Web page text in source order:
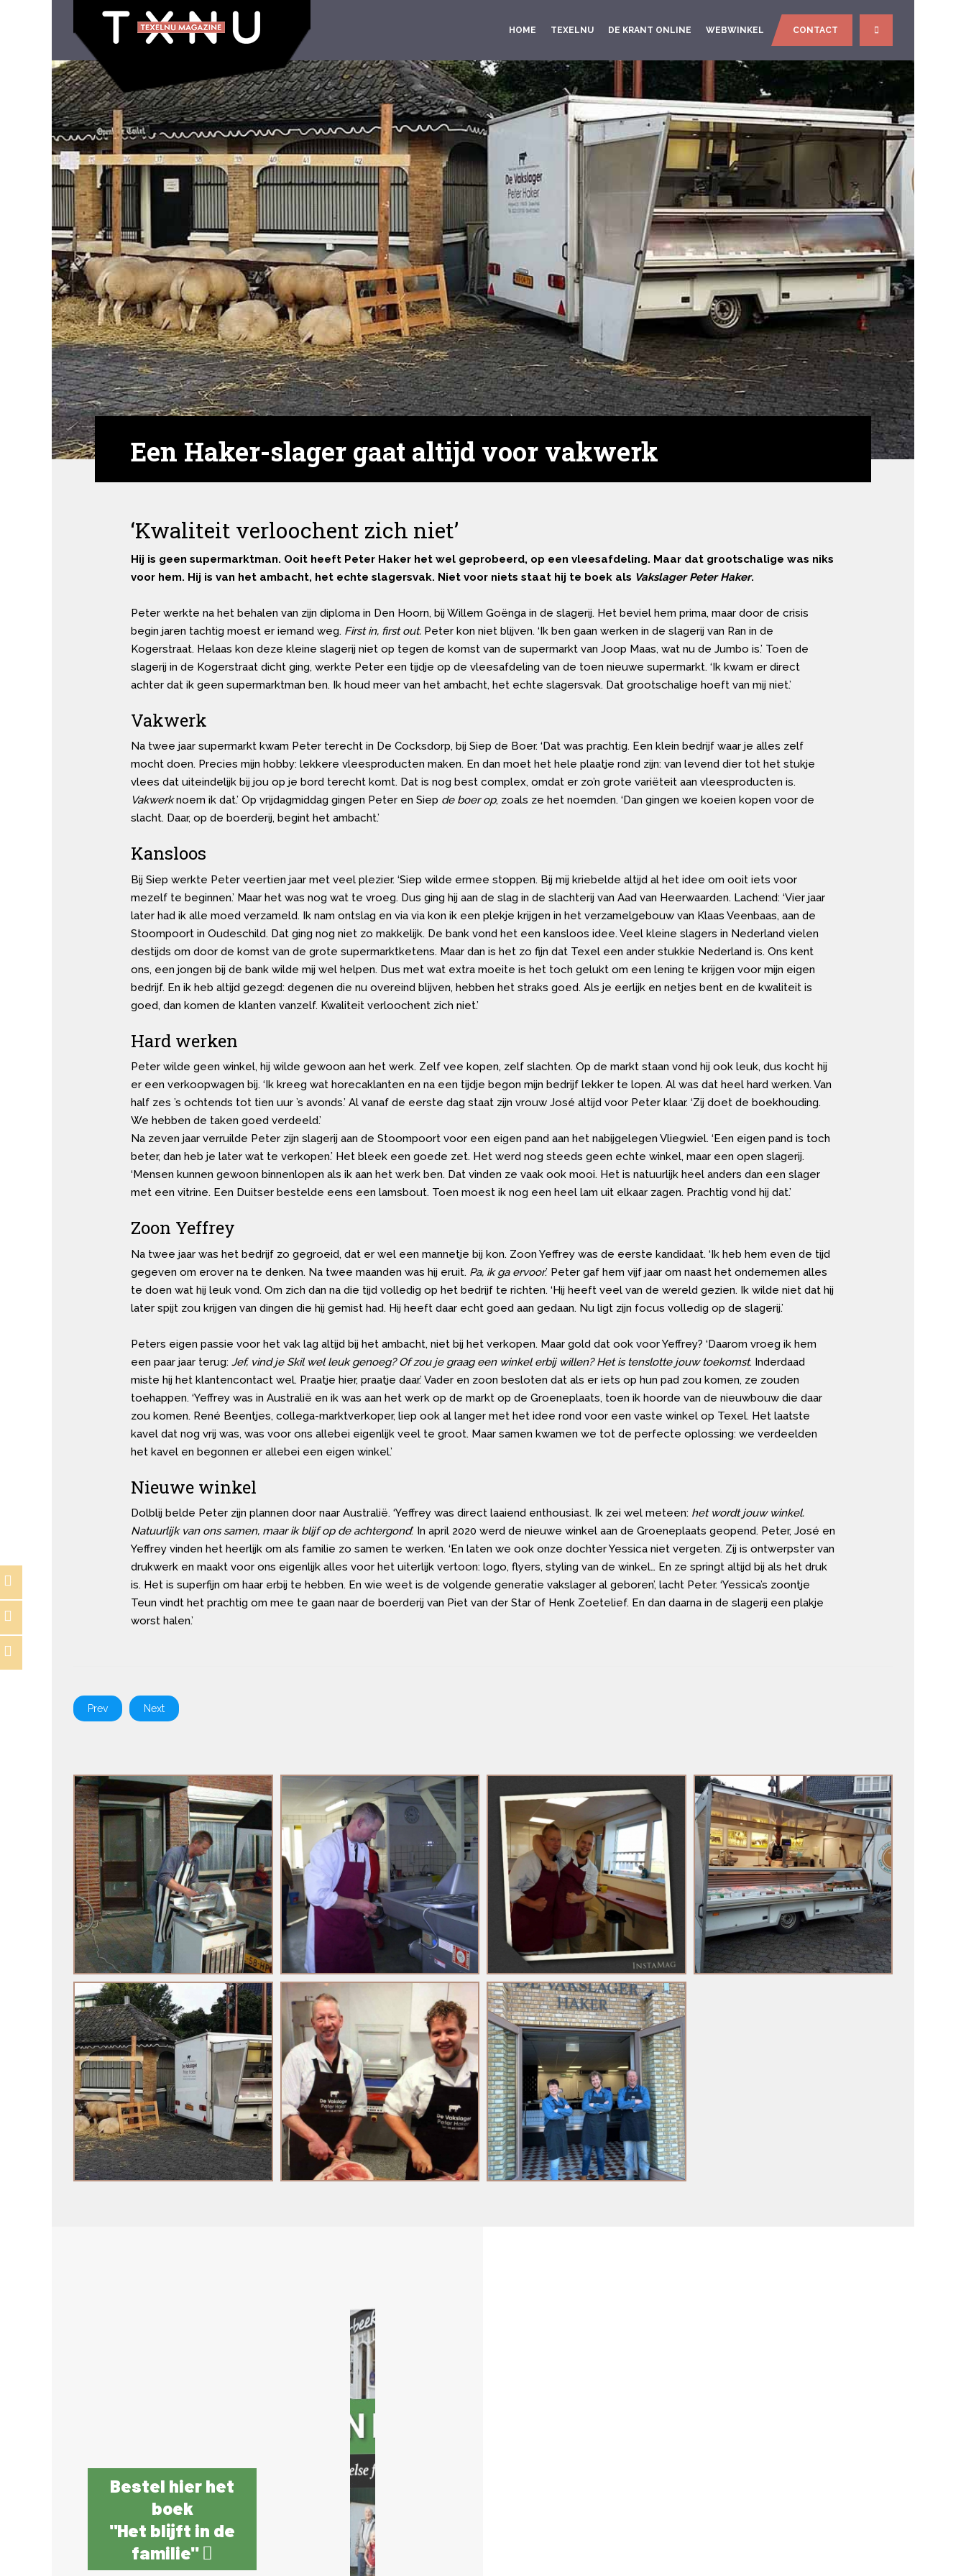
HOME TEXELNU DE KRANT ONLINE WEBWINKEL CONTACT
Een Haker-slager gaat altijd voor vakwerk
‘Kwaliteit verloochent zich niet’
Hij is geen supermarktman. Ooit heeft Peter Haker het wel geprobeerd, op een vleesafdeling. Maar dat grootschalige was niks
voor hem. Hij is van het ambacht, het echte slagersvak. Niet voor niets staat hij te boek als Vakslager Peter Haker.
Peter werkte na het behalen van zijn diploma in Den Hoorn, bij Willem Goënga in de slagerij. Het beviel hem prima, maar door de crisis
begin jaren tachtig moest er iemand weg. First in, first out. Peter kon niet blijven. ‘Ik ben gaan werken in de slagerij van Ran in de
Kogerstraat. Helaas kon deze kleine slagerij niet op tegen de komst van de supermarkt van Joop Maas, wat nu de Jumbo is.’ Toen de
slagerij in de Kogerstraat dicht ging, werkte Peter een tijdje op de vleesafdeling van de toen nieuwe supermarkt. ‘Ik kwam er direct
achter dat ik geen supermarktman ben. Ik houd meer van het ambacht, het echte slagersvak. Dat grootschalige hoeft van mij niet.’
Vakwerk
Na twee jaar supermarkt kwam Peter terecht in De Cocksdorp, bij Siep de Boer. ‘Dat was prachtig. Een klein bedrijf waar je alles zelf
mocht doen. Precies mijn hobby: lekkere vleesproducten maken. En dan moet het hele plaatje rond zijn: van levend dier tot het stukje
vlees dat uiteindelijk bij jou op je bord terecht komt. Dat is nog best complex, omdat er zo’n grote variëteit aan vleesproducten is.
Vakwerknoem ik dat.’ Op vrijdagmiddag gingen Peter en Siep de boer op, zoals ze het noemden. ‘Dan gingen we koeien kopen voor de
slacht. Daar, op de boerderij, begint het ambacht.’
Kansloos
Bij Siep werkte Peter veertien jaar met veel plezier. ‘Siep wilde ermee stoppen. Bij mij kriebelde altijd al het idee om ooit iets voor
mezelf te beginnen.’ Maar het was nog wat te vroeg. Dus ging hij aan de slag in de slachterij van Aad van Heerwaarden. Lachend: ‘Vier jaar
later had ik alle moed verzameld. Ik nam ontslag en via via kon ik een plekje krijgen in het verzamelgebouw van Klaas Veenbaas, aan de
Stoompoort in Oudeschild. Dat ging nog niet zo makkelijk. De bank vond het een kansloos idee. Veel kleine slagers in Nederland vielen
destijds om door de komst van de grote supermarktketens. Maar dan is het zo fijn dat Texel een ander stukkie Nederland is. Ons kent
ons, een jongen bij de bank wilde mij wel helpen. Dus met wat extra moeite is het toch gelukt om een lening te krijgen voor mijn eigen
bedrijf. En ik heb altijd gezegd: degenen die nu overeind blijven, hebben het straks goed. Als je eerlijk en netjes bent en de kwaliteit is
goed, dan komen de klanten vanzelf. Kwaliteit verloochent zich niet.’
Hard werken
Peter wilde geen winkel, hij wilde gewoon aan het werk. Zelf vee kopen, zelf slachten. Op de markt staan vond hij ook leuk, dus kocht hij
er een verkoopwagen bij. ‘Ik kreeg wat horecaklanten en na een tijdje begon mijn bedrijf lekker te lopen. Al was dat heel hard werken. Van
half zes ’s ochtends tot tien uur ’s avonds.’ Al vanaf de eerste dag staat zijn vrouw José altijd voor Peter klaar. ‘Zij doet de boekhouding.
We hebben de taken goed verdeeld.’
Na zeven jaar verruilde Peter zijn slagerij aan de Stoompoort voor een eigen pand aan het nabijgelegen Vliegwiel. ‘Een eigen pand is toch
beter, dan heb je later wat te verkopen.’ Het bleek een goede zet. Het werd nog steeds geen echte winkel, maar een open slagerij.
‘Mensen kunnen gewoon binnenlopen als ik aan het werk ben. Dat vinden ze vaak ook mooi. Het is natuurlijk heel anders dan een slager
met een vitrine. Een Duitser bestelde eens een lamsbout. Toen moest ik nog een heel lam uit elkaar zagen. Prachtig vond hij dat.’
Zoon Yeffrey
Na twee jaar was het bedrijf zo gegroeid, dat er wel een mannetje bij kon. Zoon Yeffrey was de eerste kandidaat. ‘Ik heb hem even de tijd
gegeven om erover na te denken. Na twee maanden was hij eruit. Pa, ik ga ervoor.’ Peter gaf hem vijf jaar om naast het ondernemen alles
te doen wat hij leuk vond. Om zich dan na die tijd volledig op het bedrijf te richten. ‘Hij heeft veel van de wereld gezien. Ik wilde niet dat hij
later spijt zou krijgen van dingen die hij gemist had. Hij heeft daar echt goed aan gedaan. Nu ligt zijn focus volledig op de slagerij.’
Peters eigen passie voor het vak lag altijd bij het ambacht, niet bij het verkopen. Maar gold dat ook voor Yeffrey? ‘Daarom vroeg ik hem
een paar jaar terug: Jef, vind je Skil wel leuk genoeg? Of zou je graag een winkel erbij willen? Het is tenslotte jouw toekomst. Inderdaad
miste hij het klantencontact wel. Praatje hier, praatje daar.’ Vader en zoon besloten dat als er iets op hun pad zou komen, ze zouden
toehappen. ‘Yeffrey was in Australië en ik was aan het werk op de markt op de Groeneplaats, toen ik hoorde van de nieuwbouw die daar
zou komen. René Beentjes, collega-marktverkoper, liep ook al langer met het idee rond voor een vaste winkel op Texel. Het laatste
kavel dat nog vrij was, was voor ons allebei eigenlijk veel te groot. Maar samen kwamen we tot de perfecte oplossing: we verdeelden
het kavel en begonnen er allebei een eigen winkel.’
Nieuwe winkel
Dolblij belde Peter zijn plannen door naar Australië. ‘Yeffrey was direct laaiend enthousiast. Ik zei wel meteen: het wordt jouw winkel.
Natuurlijk van ons samen, maar ik blijf op de achtergond.’ In april 2020 werd de nieuwe winkel aan de Groeneplaats geopend. Peter, José en
Yeffrey vinden het heerlijk om als familie zo samen te werken. ‘En laten we ook onze dochter Yessica niet vergeten. Zij is ontwerpster van
drukwerk en maakt voor ons eigenlijk alles voor het uiterlijk vertoon: logo, flyers, styling van de winkel… En ze springt altijd bij als het druk
is. Het is superfijn om haar erbij te hebben. En wie weet is de volgende generatie vakslager al geboren’, lacht Peter. ‘Yessica’s zoontje
Teun vindt het prachtig om mee te gaan naar de boerderij van Piet van der Star of Henk Zoetelief. En dan daarna in de slagerij een plakje
worst halen.’
Prev Next
Bestel hier het
boek
"Het blijft in de
familie"